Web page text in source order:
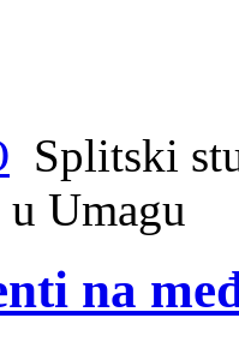
Splitski
Umagu
na